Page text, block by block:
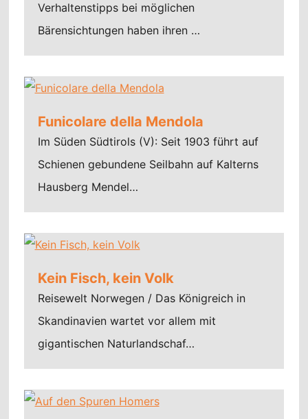
Verhaltenstipps bei möglichen
Bärensichtungen haben ihren …
Funicolare della Mendola
Im Süden Südtirols (V): Seit 1903 führt auf
Schienen gebundene Seilbahn auf Kalterns
Hausberg Mendel…
Kein Fisch, kein Volk
Reisewelt Norwegen / Das Königreich in
Skandinavien wartet vor allem mit
gigantischen Naturlandschaf…